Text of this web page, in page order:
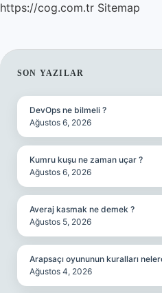
https://cog.com.tr Sitemap
SIDEBAR
SON YAZILAR
DevOps ne bilmeli ?
Ağustos 6, 2026
Kumru kuşu ne zaman uçar ?
Ağustos 6, 2026
Averaj kasmak ne demek ?
Ağustos 5, 2026
Arapsaçı oyununun kuralları
Ağustos 4, 2026